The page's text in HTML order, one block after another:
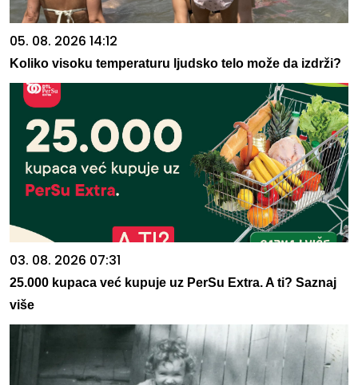
05. 08. 2026 14:12
Koliko visoku temperaturu ljudsko telo može da izdrži?
03. 08. 2026 07:31
25.000 kupaca već kupuje uz PerSu Extra. A ti? Saznaj
više